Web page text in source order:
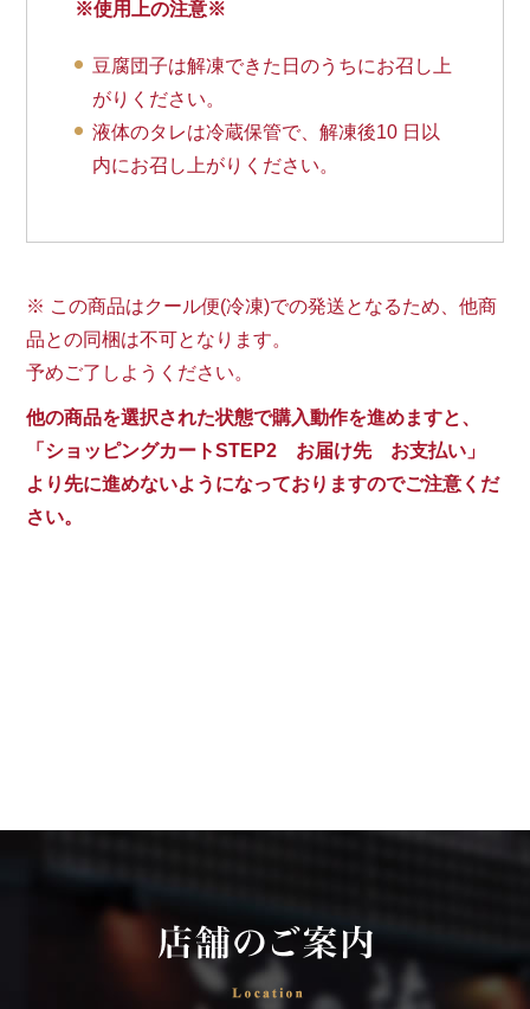
※使用上の注意※
豆腐団子は解凍できた日のうちにお召し上
がりください。
液体のタレは冷蔵保管で、解凍後10 日以
内にお召し上がりください。
※ この商品はクール便(冷凍)での発送となるため、他商
品との同梱は不可となります。
予めご了しようください。
他の商品を選択された状態で購入動作を進めますと、
「ショッピングカートSTEP2 お届け先 お支払い」
より先に進めないようになっておりますのでご注意くだ
さい。